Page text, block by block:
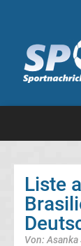
Internat.
Fußball
Sieger
Liste
Afrikas
Liste
Von: